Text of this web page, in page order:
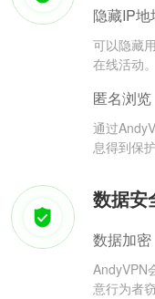
隐藏IP地
可以隐藏
在线活动。
匿名浏览
通过
息得到保护
数据安
数据加密
AndyVPN
意行为者